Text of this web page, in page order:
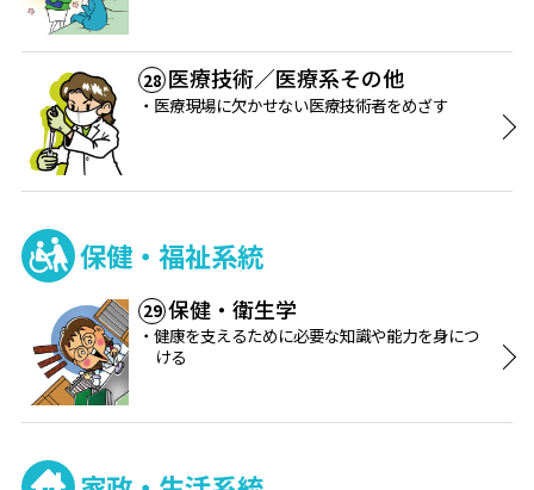
28 医療技術／医療系その他
医療現場に欠かせない医療技術者をめざす
保健・福祉系統
29 保健・衛生学
健康を支えるために必要な知識や能力を身につ
ける